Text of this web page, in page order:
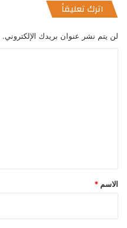
اترك تعليقاً
لن يتم نشر عنوان بريدك الإلكتروني.
*
الاسم *